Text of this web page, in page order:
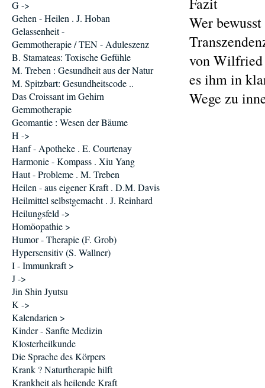
Wer
von Wilfried
es ihm in
Wege zu
G ->
Gehen - Heilen . J. Hoban
Gelassenheit -
Gemmotherapie / TEN - Aduleszenz
B. Stamateas: Toxische Gefühle
M. Treben : Gesundheit aus der Natur
M. Spitzbart: Gesundheitscode ..
Das Croissant im Gehirn
Gemmotherapie
Geomantie : Wesen der Bäume
H ->
Hanf - Apotheke . E. Courtenay
Harmonie - Kompass . Xiu Yang
Haut - Probleme . M. Treben
Heilen - aus eigener Kraft . D.M. Davis
Heilmittel selbstgemacht . J. Reinhard
Heilungsfeld ->
Homöopathie >
Humor - Therapie (F. Grob)
Hypersensitiv (S. Wallner)
I - Immunkraft >
J ->
Jin Shin Jyutsu
K ->
Kalendarien >
Kinder - Sanfte Medizin
Klosterheilkunde
Die Sprache des Körpers
Krank ? Naturtherapie hilft
Krankheit als heilende Kraft